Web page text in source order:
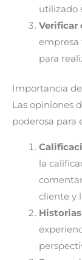
utilizado
Verificar
empresa
para
Importancia
Las opiniones
poderosa para
la
cliente y